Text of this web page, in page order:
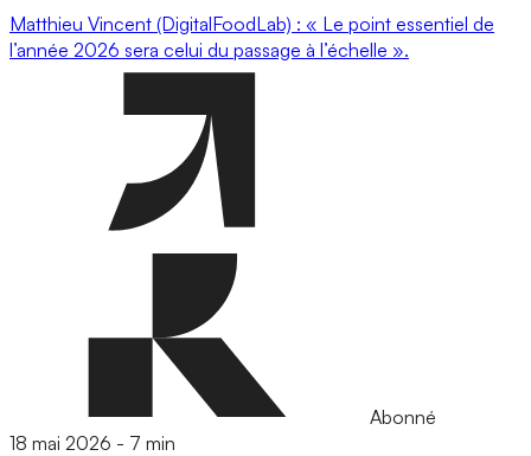
Matthieu Vincent (DigitalFoodLab) : « Le point essentiel de
l’année 2026 sera celui du passage à l’échelle ».
Abonné
18 mai 2026 - 7 min